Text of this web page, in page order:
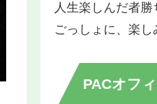
人生楽しんだ者勝
ごっしょに、楽し
PACオフ